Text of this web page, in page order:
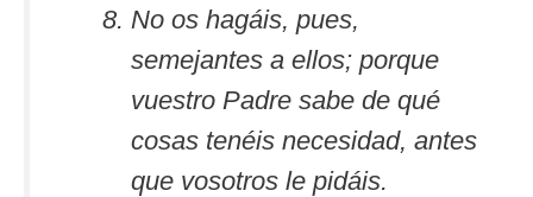
No os hagáis, pues,
semejantes a ellos; porque
vuestro Padre sabe de qué
cosas tenéis necesidad, antes
que vosotros le pidáis.